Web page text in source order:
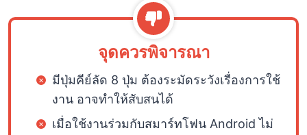
จุดควรพิจารณา
มีปุ่มคีย์ลัด 8 ปุ่ม ต้องระมัดระวังเรื่องการใช้
งาน อาจทำให้สับสนได้
เมื่อใช้งานร่วมกับสมาร์ทโฟน Android ไม่